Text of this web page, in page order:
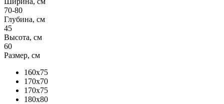
70-80
Глубина, см
45
Высота, см
60
Размер, см
160x75
170x70
170x75
180x80